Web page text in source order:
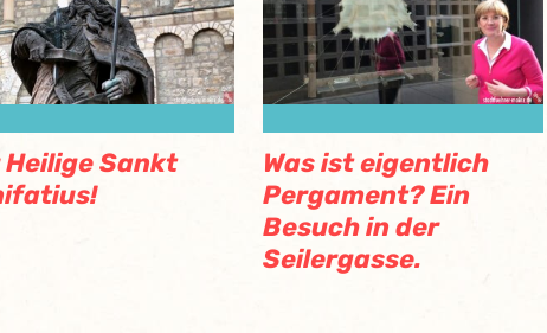
Heilige Sankt
Was ist eigentlich
Pergament? Ein
Besuch in der
Seilergasse.